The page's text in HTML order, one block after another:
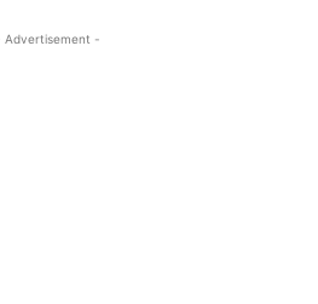
Advertisement -